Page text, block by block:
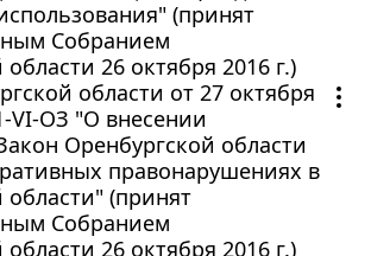
(принят
Собранием
26 октября 2016 г.)
области от 27 октября
VI-ОЗ "О внесении
Оренбургской области
правонарушениях в
области" (принят
Собранием
26 октября 2016 г.)